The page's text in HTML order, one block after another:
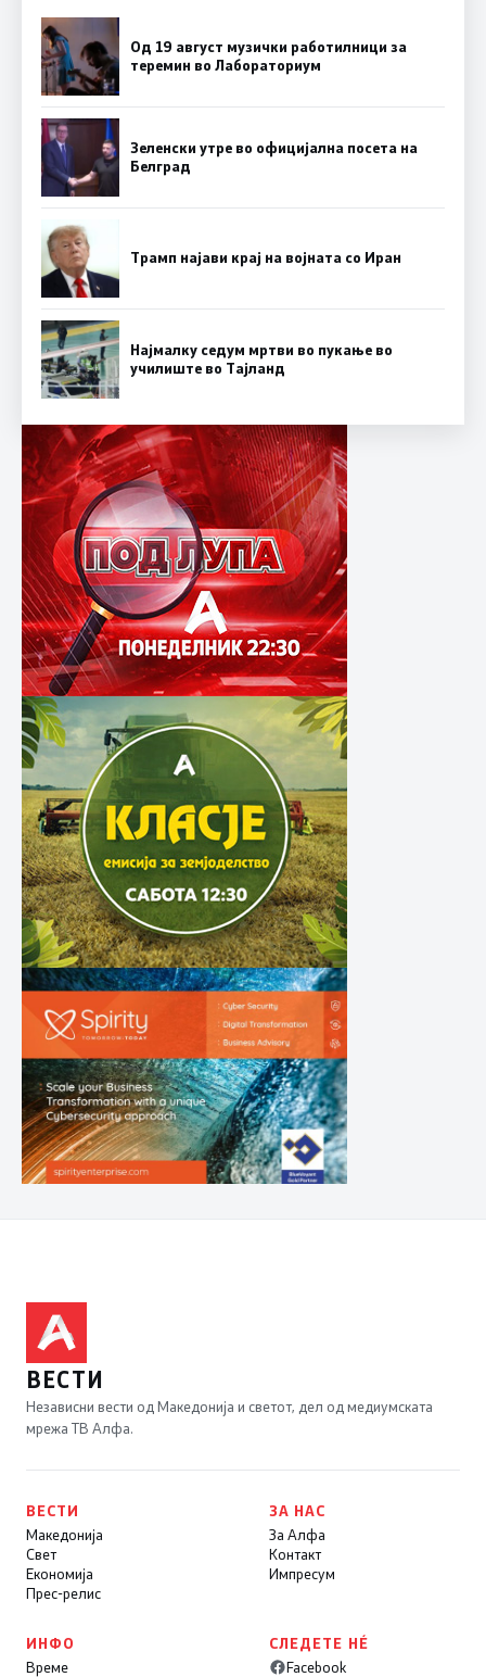
Од 19 август музички работилници за
теремин во Лабораториум
Зеленски утре во официјална посета на
Белград
Трамп најави крај на војната со Иран
Најмалку седум мртви во пукање во
училиште во Тајланд
ВЕСТИ
Независни вести од Македонија и светот, дел од медиумската
мрежа ТВ Алфа.
ВЕСТИ
Македонија
Свет
Економија
Прес-релис
ЗА НАС
За Алфа
Контакт
Импресум
ИНФО
Време
СЛЕДЕТЕ НÉ
Facebook